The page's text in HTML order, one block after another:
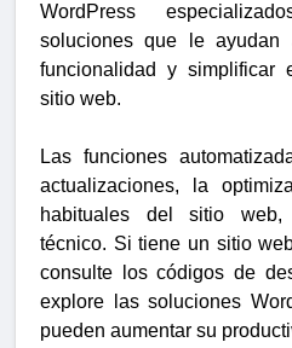
WordPress
soluciones que le ayudan
funcionalidad y simplificar
sitio web.
Las funciones
actualizaciones, la
habituales del sitio
técnico. Si tiene un sitio
consulte los códigos de
explore las soluciones
pueden aumentar su